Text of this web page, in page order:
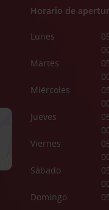
Horario de
Lunes
Martes
Miércoles
Jueves
Viernes
Sábado
Domingo